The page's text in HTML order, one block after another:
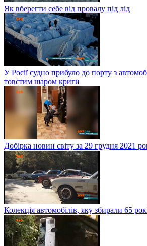
Як вберегти себе від провалу під лід
У Росії судно прибуло до порту з
товстим шаром криги
Добірка новин світу за 29 грудня 2021
Колекція автомобілів, яку збирали 65